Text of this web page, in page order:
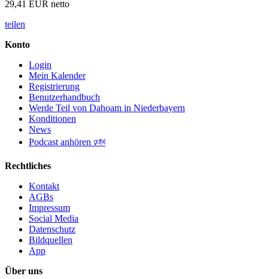
29,41 EUR netto
teilen
Konto
Login
Mein Kalender
Registrierung
Benutzerhandbuch
Werde Teil von Dahoam in Niederbayern
Konditionen
News
Podcast anhören 🕬
Rechtliches
Kontakt
AGBs
Impressum
Social Media
Datenschutz
Bildquellen
App
Über uns